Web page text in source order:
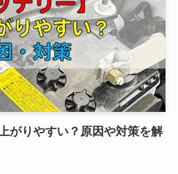
がりやすい？原因や対策を解